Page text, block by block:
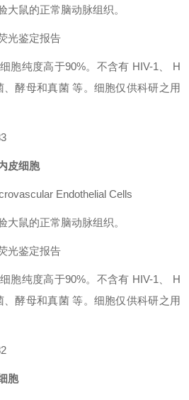
大鼠的正常脑动脉组织。
光鉴定报告
胞纯度高于90%。不含有 HIV-1、 H
酵母和真菌 等。细胞仅供科研之用
皮细胞
Endothelial Cells
大鼠的正常脑动脉组织。
光鉴定报告
胞纯度高于90%。不含有 HIV-1、 H
酵母和真菌 等。细胞仅供科研之用
胞